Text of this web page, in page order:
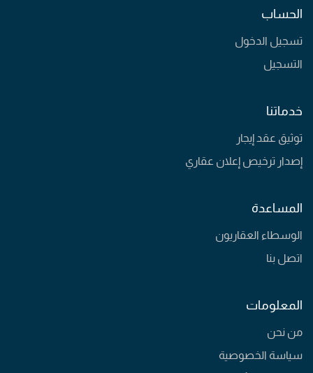
الحساب
تسجيل الدخول
التسجيل
خدماتنا
توثيق عقد إيجار
إصدار ترخيص إعلان عقاري
المساعدة
الوسطاء العقاريون
اتصل بنا
المعلومات
من نحن
سياسة الخصوصية